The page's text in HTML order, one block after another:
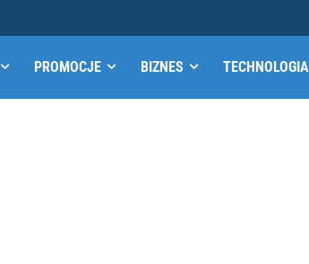
PROMOCJE BIZNES